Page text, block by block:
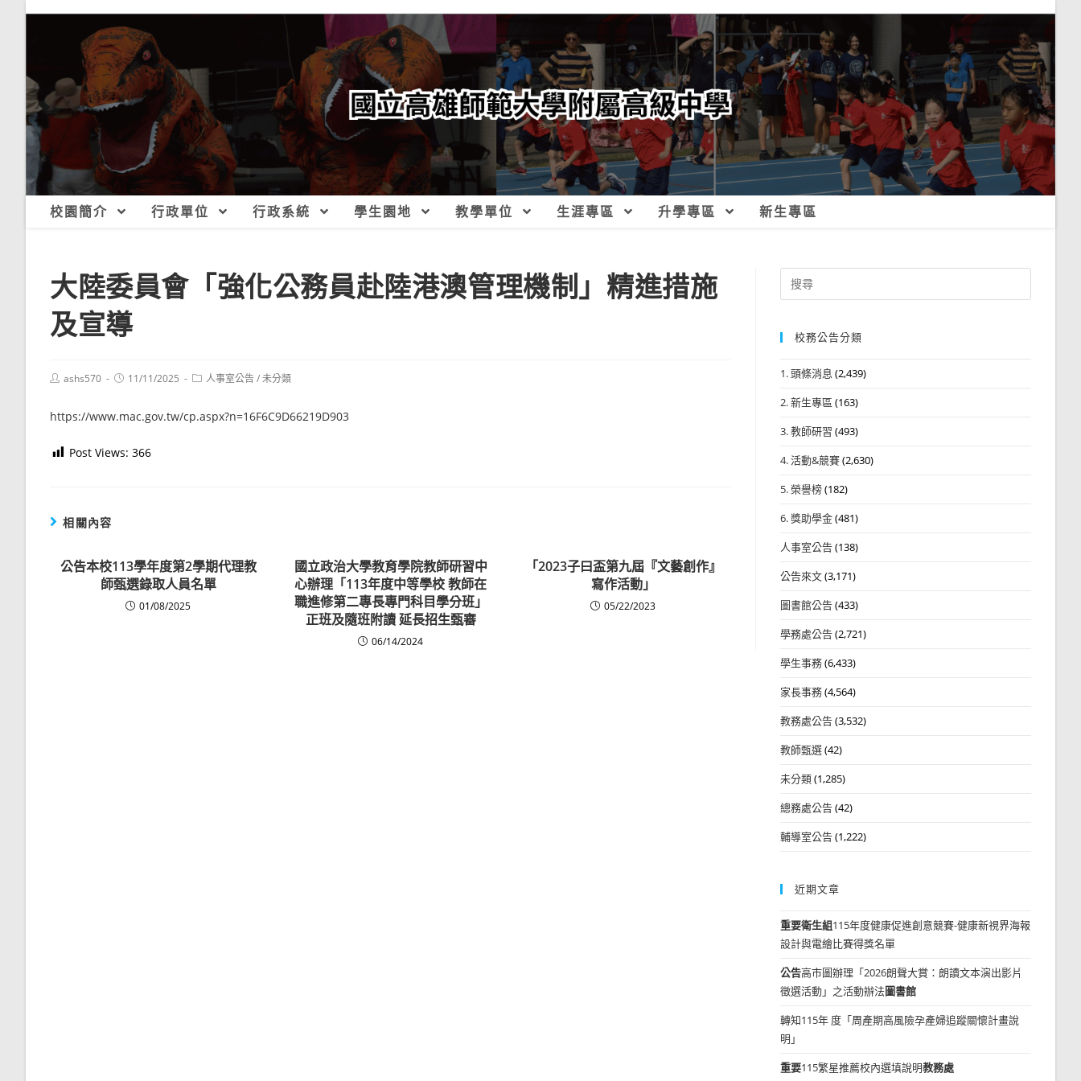
校園簡介 行政單位 行政系統 學生園地 教學單位 生涯專區 升學專區 新生專區
大陸委員會「強化公務員赴陸港澳管理機制」精進措施
及宣導
Postashs570
Post11/11/2025
Post人事室公告/未分類
https://www.mac.gov.tw/cp.aspx?n=16F6C9D66219D903
Post Views: 366
相關內容
公告本校113學年度第2學期代理教
師甄選錄取人員名單
01/08/2025
國立政治大學教育學院教師研習中
心辦理「113年度中等學校 教師在
職進修第二專長專門科目學分班」
正班及隨班附讀 延長招生甄審
06/14/2024
「2023子曰盃第九屆『文藝創作』
寫作活動」
05/22/2023
Search
for:
校務公告分類
1. 頭條消息 (2,439)
2. 新生專區 (163)
3. 教師研習 (493)
4. 活動&競賽(2,630)
5. 榮譽榜(182)
6. 獎助學金(481)
人事室公告(138)
公告來文(3,171)
圖書館公告(433)
學務處公告(2,721)
學生事務(6,433)
家長事務(4,564)
教務處公告(3,532)
教師甄選(42)
未分類(1,285)
總務處公告(42)
輔導室公告(1,222)
近期文章
重要衛生組115年度健康促進創意競賽-健康新視界海報
設計與電繪比賽得獎名單
公告高市圖辦理「2026朗聲大賞：朗讀文本演出影片
徵選活動」之活動辦法圖書館
轉知115年 度「周產期高風險孕產婦追蹤關懷計畫說
明」
重要115繁星推薦校內選填說明教務處